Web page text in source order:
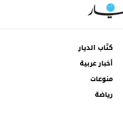
كتّاب الديار
أخبار عربية
منوعات
رياضة